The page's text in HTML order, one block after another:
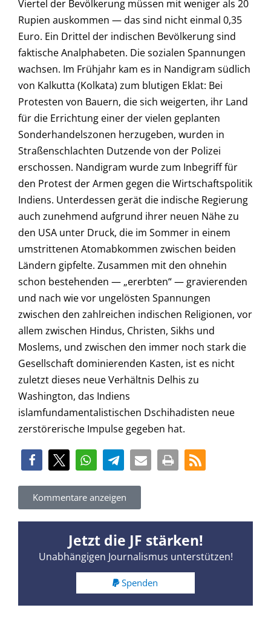
Viertel der Bevölkerung müssen mit weniger als 20
Rupien auskommen — das sind nicht einmal 0,35
Euro. Ein Drittel der indischen Bevölkerung sind
faktische Analphabeten. Die sozialen Spannungen
wachsen. Im Frühjahr kam es in Nandigram südlich
von Kalkutta (Kolkata) zum blutigen Eklat: Bei
Protesten von Bauern, die sich weigerten, ihr Land
für die Errichtung einer der vielen geplanten
Sonderhandelszonen herzugeben, wurden in
Straßenschlachten Dutzende von der Polizei
erschossen. Nandigram wurde zum Inbegriff für
den Protest der Armen gegen die Wirtschaftspolitik
Indiens. Unterdessen gerät die indische Regierung
auch zunehmend aufgrund ihrer neuen Nähe zu
den USA unter Druck, die im Sommer in einem
umstrittenen Atomabkommen zwischen beiden
Ländern gipfelte. Zusammen mit den ohnehin
schon bestehenden — „ererbten“ — gravierenden
und nach wie vor ungelösten Spannungen
zwischen den zahlreichen indischen Religionen, vor
allem zwischen Hindus, Christen, Sikhs und
Moslems, und zwischen den immer noch stark die
Gesellschaft dominierenden Kasten, ist es nicht
zuletzt dieses neue Verhältnis Delhis zu
Washington, das Indiens
islamfundamentalistischen Dschihadisten neue
zerstörerische Impulse gegeben hat.
Kommentare anzeigen
Jetzt die JF stärken!
Unabhängigen Journalismus unterstützen!
Spenden